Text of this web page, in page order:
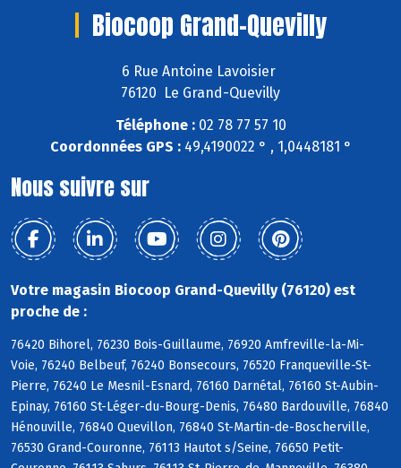
Biocoop Grand-Quevilly
6 Rue Antoine Lavoisier
76120 Le Grand-Quevilly
Téléphone :02 78 77 57 10
Coordonnées GPS :49,4190022 ° , 1,0448181 °
Nous suivre sur
Votre magasin Biocoop Grand-Quevilly (76120) est
proche de :
76420 Bihorel, 76230 Bois-Guillaume, 76920 Amfreville-la-Mi-
Voie, 76240 Belbeuf, 76240 Bonsecours, 76520 Franqueville-St-
Pierre, 76240 Le Mesnil-Esnard, 76160 Darnétal, 76160 St-Aubin-
Epinay, 76160 St-Léger-du-Bourg-Denis, 76480 Bardouville, 76840
Hénouville, 76840 Quevillon, 76840 St-Martin-de-Boscherville,
76530 Grand-Couronne, 76113 Hautot s/Seine, 76650 Petit-